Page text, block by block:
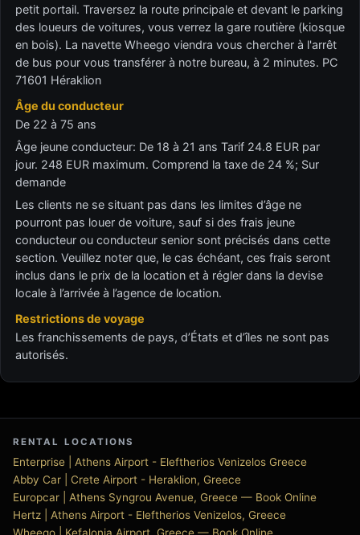
petit portail. Traversez la route principale et devant le parking
des loueurs de voitures, vous verrez la gare routière (kiosque
en bois). La navette Wheego viendra vous chercher à l'arrêt
de bus pour vous transférer à notre bureau, à 2 minutes. PC
71601 Héraklion
Âge du conducteur
De 22 à 75 ans
Âge jeune conducteur: De 18 à 21 ans Tarif 24.8 EUR par
jour. 248 EUR maximum. Comprend la taxe de 24 %; Sur
demande
Les clients ne se situant pas dans les limites d’âge ne
pourront pas louer de voiture, sauf si des frais jeune
conducteur ou conducteur senior sont précisés dans cette
section. Veuillez noter que, le cas échéant, ces frais seront
inclus dans le prix de la location et à régler dans la devise
locale à l’arrivée à l’agence de location.
Restrictions de voyage
Les franchissements de pays, d’États et d’îles ne sont pas
autorisés.
RENTAL LOCATIONS
Enterprise | Athens Airport - Eleftherios Venizelos Greece
Abby Car | Crete Airport - Heraklion, Greece
Europcar | Athens Syngrou Avenue, Greece — Book Online
Hertz | Athens Airport - Eleftherios Venizelos, Greece